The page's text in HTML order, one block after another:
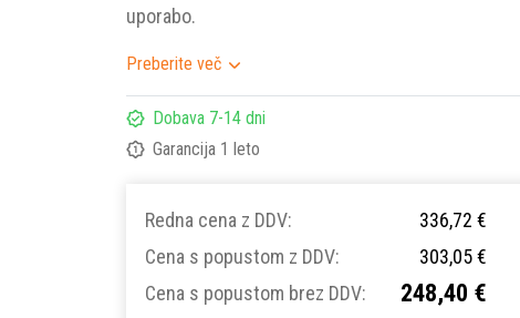
uporabo.
Preberite več
Dobava 7-14 dni
Garancija 1 leto
Redna cena z DDV:
336,72 €
Cena s popustom z DDV:
303,05 €
Cena s popustom brez DDV:
248,40 €